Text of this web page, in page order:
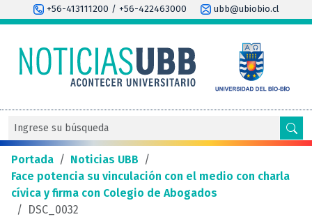
+56-413111200 / +56-422463000 ubb@ubiobio.cl
Portada / Noticias UBB /
Face potencia su vinculación con el medio con charla
cívica y firma con Colegio de Abogados
/ DSC_0032